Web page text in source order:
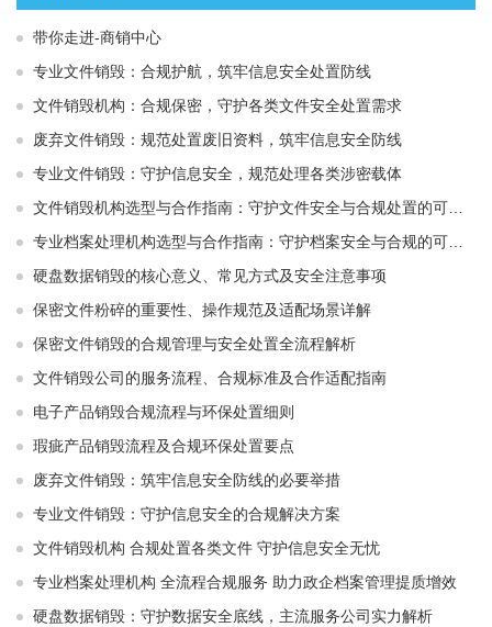
带你走进-商销中心
专业文件销毁：合规护航，筑牢信息安全处置防线
文件销毁机构：合规保密，守护各类文件安全处置需求
废弃文件销毁：规范处置废旧资料，筑牢信息安全防线
专业文件销毁：守护信息安全，规范处理各类涉密载体
文件销毁机构选型与合作指南：守护文件安全与合规处置的可靠选择
专业档案处理机构选型与合作指南：守护档案安全与合规的可靠伙伴
硬盘数据销毁的核心意义、常见方式及安全注意事项
保密文件粉碎的重要性、操作规范及适配场景详解
保密文件销毁的合规管理与安全处置全流程解析
文件销毁公司的服务流程、合规标准及合作适配指南
电子产品销毁合规流程与环保处置细则
瑕疵产品销毁流程及合规环保处置要点
废弃文件销毁：筑牢信息安全防线的必要举措
专业文件销毁：守护信息安全的合规解决方案
文件销毁机构 合规处置各类文件 守护信息安全无忧
专业档案处理机构 全流程合规服务 助力政企档案管理提质增效
硬盘数据销毁：守护数据安全底线，主流服务公司实力解析